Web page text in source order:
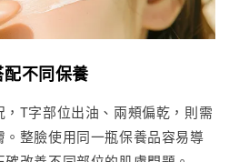
不同保養
T字部位出油、兩頰偏乾，則需
。整臉使用同一瓶保養品容易導